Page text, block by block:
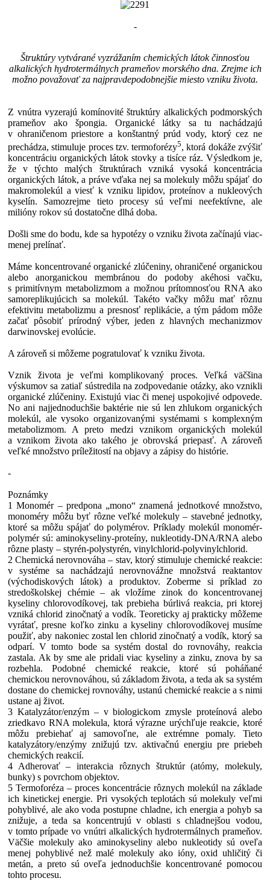
-
Štruktúry vytvárané vyzrážaním chemických látok činnosťou
alkalických hydrotermálnych prameňov morského dna. Zrejme ich
možno považovať za najpravdepodobnejšie miesto vzniku života.
Z vnútra vyzerajú komínovité štruktúry alkalických podmorských
prameňov ako špongia. Organické látky sa tu nachádzajú
v ohraničenom priestore a konštantný prúd vody, ktorý cez ne
prechádza, stimuluje proces tzv. termoforézy5, ktorá dokáže zvýšiť
koncentráciu organických látok stovky a tisíce ráz. Výsledkom je,
že v týchto malých štruktúrach vzniká vysoká koncentrácia
organických látok, a práve vďaka nej sa molekuly môžu spájať do
makromolekúl a viesť k vzniku lipidov, proteínov a nukleových
kyselín. Samozrejme tieto procesy sú veľmi neefektívne, ale
milióny rokov sú dostatočne dlhá doba.
Došli sme do bodu, kde sa hypotézy o vzniku života začínajú viac-
menej prelínať.
Máme koncentrované organické zlúčeniny, ohraničené organickou
alebo anorganickou membránou do podoby akéhosi vačku,
s primitívnym metabolizmom a možnou prítomnosťou RNA ako
samoreplikujúcich sa molekúl. Takéto vačky môžu mať rôznu
efektivitu metabolizmu a presnosť replikácie, a tým pádom môže
začať pôsobiť prírodný výber, jeden z hlavných mechanizmov
darwinovskej evolúcie.
A zároveň si môžeme pogratulovať k vzniku života.
Vznik života je veľmi komplikovaný proces. Veľká väčšina
výskumov sa zatiaľ sústredila na zodpovedanie otázky, ako vznikli
organické zlúčeniny. Existujú viac či menej uspokojivé odpovede.
No ani najjednoduchšie baktérie nie sú len zhlukom organických
molekúl, ale vysoko organizovanými systémami s komplexným
metabolizmom. A preto medzi vznikom organických molekúl
a vznikom života ako takého je obrovská priepasť. A zároveň
veľké množstvo príležitostí na objavy a zápisy do histórie.
-
Poznámky
1 Monomér – predpona „mono“ znamená jednotkové množstvo,
monoméry môžu byť rôzne veľké molekuly – stavebné jednotky,
ktoré sa môžu spájať do polymérov. Príklady molekúl monomér-
polymér sú: aminokyseliny-proteíny, nukleotidy-DNA/RNA alebo
rôzne plasty – styrén-polystyrén, vinylchlorid-polyvinylchlorid.
2 Chemická nerovnováha – stav, ktorý stimuluje chemické reakcie:
v systéme sa nachádzajú nerovnovážne množstvá reaktantov
(východiskových látok) a produktov. Zoberme si príklad zo
stredoškolskej chémie – ak vložíme zinok do koncentrovanej
kyseliny chlorovodíkovej, tak prebieha búrlivá reakcia, pri ktorej
vzniká chlorid zinočnatý a vodík. Teoreticky aj prakticky môžeme
vyrátať, presne koľko zinku a kyseliny chlorovodíkovej musíme
použiť, aby nakoniec zostal len chlorid zinočnatý a vodík, ktorý sa
odparí. V tomto bode sa systém dostal do rovnováhy, reakcia
zastala. Ak by sme ale pridali viac kyseliny a zinku, znova by sa
rozbehla. Podobné chemické reakcie, ktoré sú poháňané
chemickou nerovnováhou, sú základom života, a teda ak sa systém
dostane do chemickej rovnováhy, ustanú chemické reakcie a s nimi
ustane aj život.
3 Katalyzátor/enzým – v biologickom zmysle proteínová alebo
zriedkavo RNA molekula, ktorá výrazne urýchľuje reakcie, ktoré
môžu prebiehať aj samovoľne, ale extrémne pomaly. Tieto
katalyzátory/enzýmy znižujú tzv. aktivačnú energiu pre priebeh
chemických reakcií.
4 Adherovať – interakcia rôznych štruktúr (atómy, molekuly,
bunky) s povrchom objektov.
5 Termoforéza – proces koncentrácie rôznych molekúl na základe
ich kinetickej energie. Pri vysokých teplotách sú molekuly veľmi
pohyblivé, ale ako voda postupne chladne, ich energia a pohyb sa
znižuje, a teda sa koncentrujú v oblasti s chladnejšou vodou,
v tomto prípade vo vnútri alkalických hydrotermálnych prameňov.
Väčšie molekuly ako aminokyseliny alebo nukleotidy sú oveľa
menej pohyblivé než malé molekuly ako ióny, oxid uhličitý či
metán, a preto sú oveľa jednoduchšie koncentrované pomocou
tohto procesu.